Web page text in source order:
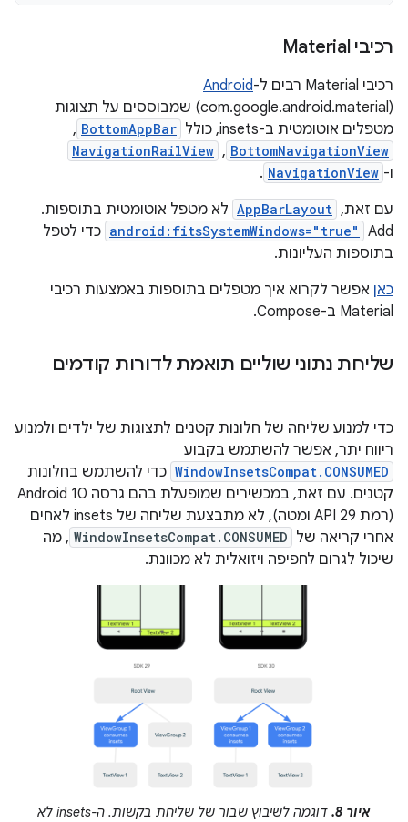
רכיבי Material
רכיבי Material רבים ל-
Android
(com.google.android.material) שמבוססים על תצוגות
מטפלים אוטומטית ב-insets, כולל
BottomAppBar
,‏
BottomNavigationView
,‏
NavigationRailView
ו- NavigationView
.
עם זאת, AppBarLayout לא מטפל אוטומטית בתוספות.
‫Add
android:fitsSystemWindows="true" כדי לטפל
בתוספות העליונות.
כאן אפשר לקרוא איך מטפלים בתוספות באמצעות רכיבי
Material ב-Compose.
שליחת נתוני שוליים תואמת לדורות קודמים
כדי למנוע שליחה של חלונות קטנים לתצוגות של ילדים ולמנוע
ריווח יתר, אפשר להשתמש בקבוע
WindowInsetsCompat.CONSUMED כדי להשתמש בחלונות
קטנים. עם זאת, במכשירים שמופעלת בהם גרסה Android 10
(רמת API 29 ומטה), לא מתבצעת שליחה של insets לאחים
אחרי קריאה של WindowInsetsCompat.CONSUMED , מה
שיכול לגרום לחפיפה ויזואלית לא מכוונת.
איור 8.
דוגמה לשיבוץ שבור של שליחת בקשות. ה-insets לא